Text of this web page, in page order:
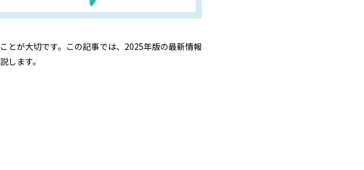
とが大切です。この記事では、2025年版の最新情報
します。